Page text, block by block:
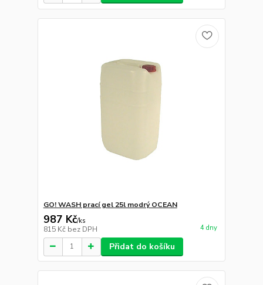
GO! WASH prací gel 25l modrý OCEAN
987 Kč/ks
815 Kč bez DPH 4 dny
Přidat do košíku